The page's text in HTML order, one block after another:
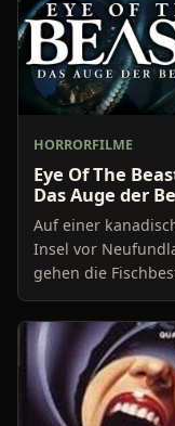
HORRORFILME
Eye Of The
Das Auge der
Auf einer
Insel vor
gehen die
in den Seen
zurück. Aus diesem
Grund wird der
renommierte
Meeresforscher